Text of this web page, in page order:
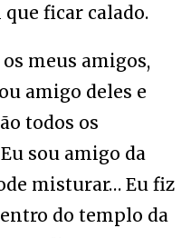
ficar calado.
meus amigos,
amigo deles e
todos os
sou amigo da
misturar… Eu fiz
do templo da